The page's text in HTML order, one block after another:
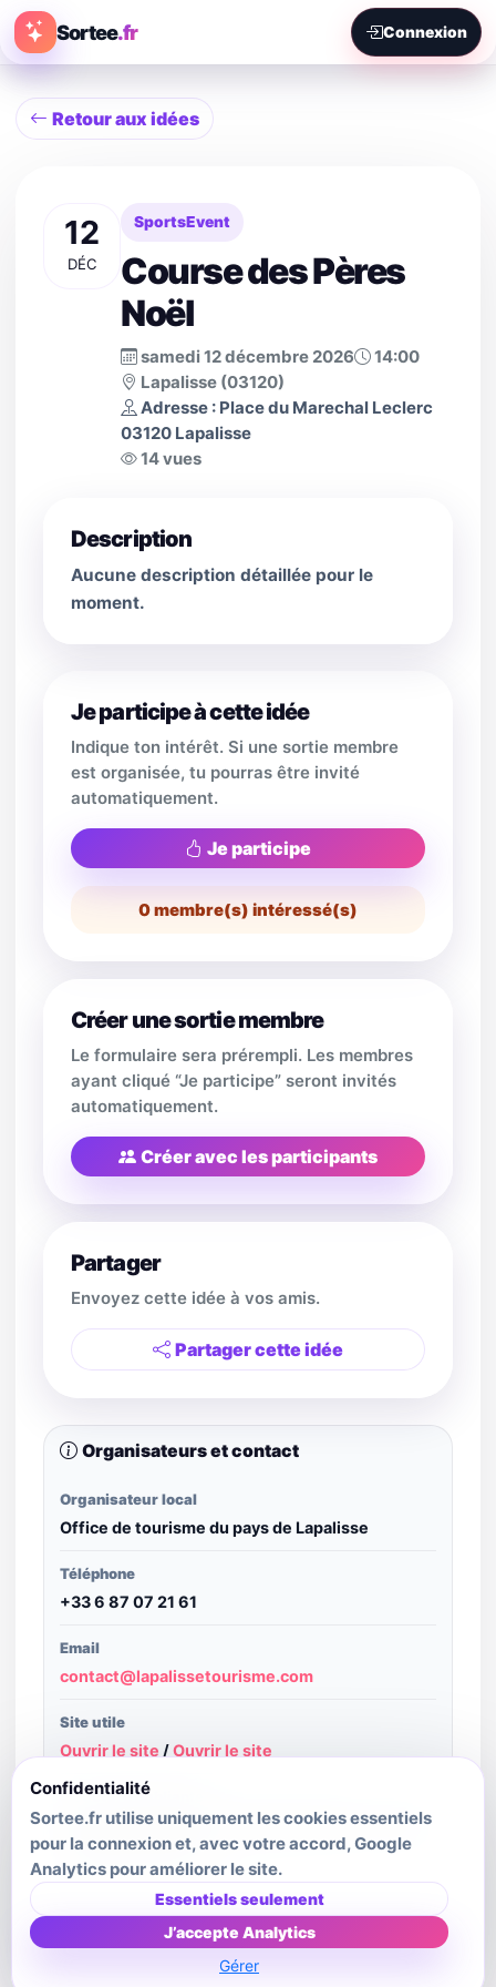
Sortee.fr Connexion
Retour aux idées
12
DÉC
SportsEvent
Course des Pères
Noël
samedi 12 décembre 2026
14:00
Lapalisse (03120)
Adresse : Place du Marechal Leclerc
03120 Lapalisse
14 vues
Description
Aucune description détaillée pour le
moment.
Je participe à cette idée
Indique ton intérêt. Si une sortie membre
est organisée, tu pourras être invité
automatiquement.
Je participe
0membre(s) intéressé(s)
Créer une sortie membre
Le formulaire sera prérempli. Les membres
ayant cliqué “Je participe” seront invités
automatiquement.
Créer avec les participants
Partager
Envoyez cette idée à vos amis.
Partager cette idée
Organisateurs et contact
Organisateur local
Office de tourisme du pays de Lapalisse
Téléphone
+33 6 87 07 21 61
Email
contact@lapalissetourisme.com
Site utile
Ouvrir le site /Ouvrir le site
Structure publiante
ALLIER BOURBONNAIS ATTRACTIVITÉ - source
: Apidae Tourisme
Dernière mise à jour source
2026-07-10T06:37:11.949Z
Confidentialité
Sortee.fr utilise uniquement les cookies essentiels
pour la connexion et, avec votre accord, Google
Analytics pour améliorer le site.
Essentiels seulement
J’accepte Analytics
Gérer